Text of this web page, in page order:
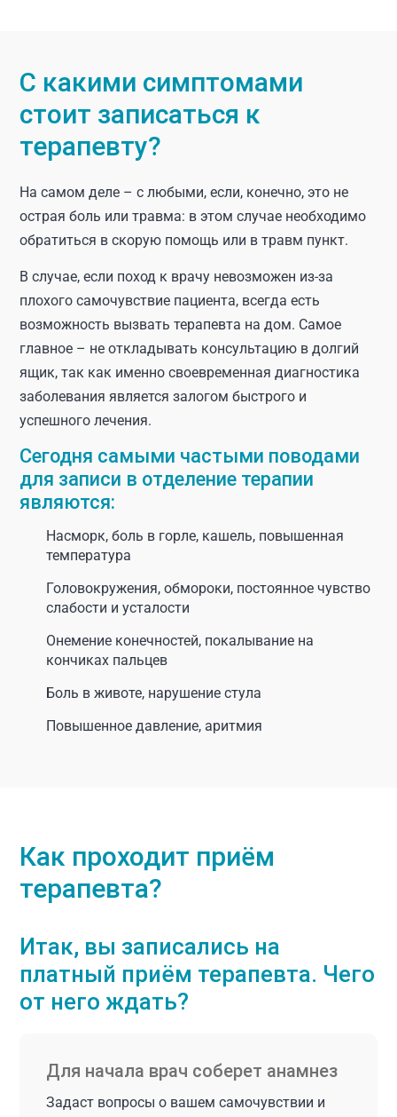
С какими симптомами
стоит записаться к
терапевту?
На самом деле – с любыми, если, конечно, это не
острая боль или травма: в этом случае необходимо
обратиться в скорую помощь или в травм пункт.
В случае, если поход к врачу невозможен из-за
плохого самочувствие пациента, всегда есть
возможность вызвать терапевта на дом. Самое
главное – не откладывать консультацию в долгий
ящик, так как именно своевременная диагностика
заболевания является залогом быстрого и
успешного лечения.
Сегодня самыми частыми поводами
для записи в отделение терапии
являются:
Насморк, боль в горле, кашель, повышенная
температура
Головокружения, обмороки, постоянное чувство
слабости и усталости
Онемение конечностей, покалывание на
кончиках пальцев
Боль в животе, нарушение стула
Повышенное давление, аритмия
Как проходит приём
терапевта?
Итак, вы записались на
платный приём терапевта. Чего
от него ждать?
Для начала врач соберет анамнез
Задаст вопросы о вашем самочувствии и